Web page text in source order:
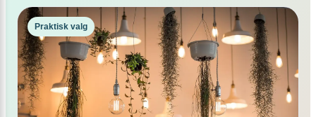
Praktisk valg